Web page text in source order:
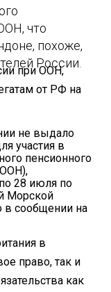
что
похоже,
России.
при ООН,
от РФ на
не выдало
участия в
пенсионного
28 июля по
Морской
в сообщении на
в
право, так и
как